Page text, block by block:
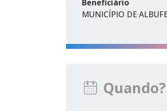
Beneficiário
MUNICÍPIO DE
Quando?